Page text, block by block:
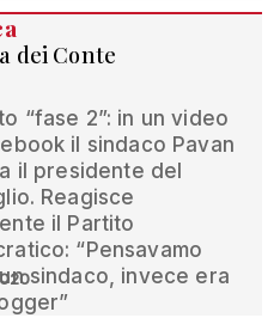
dei Conte
“fase 2”: in un video
il sindaco Pavan
il presidente del
Reagisce
il Partito
“Pensavamo
sindaco, invece era